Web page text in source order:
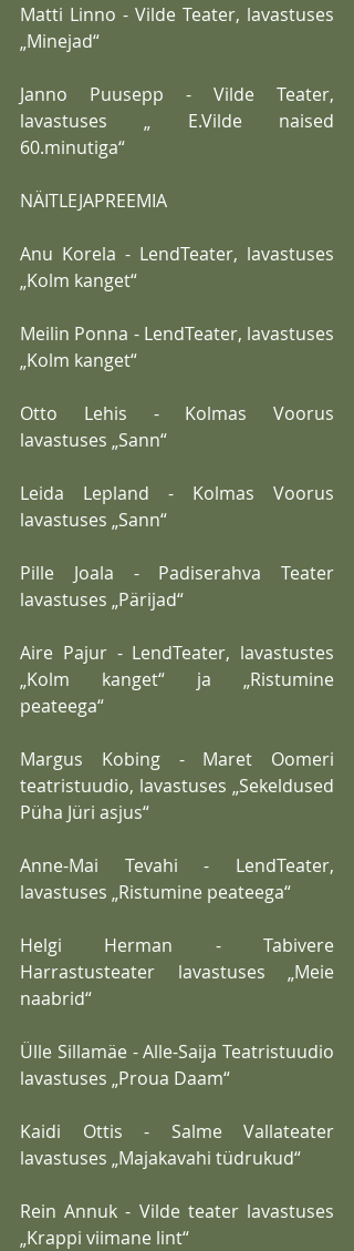
Matti Linno - Vilde Teater, lavastuses
„Minejad“
Janno Puusepp - Vilde Teater,
lavastuses „ E.Vilde naised
60.minutiga“
NÄITLEJAPREEMIA
Anu Korela - LendTeater, lavastuses
„Kolm kanget“
Meilin Ponna - LendTeater, lavastuses
„Kolm kanget“
Otto Lehis - Kolmas Voorus
lavastuses „Sann“
Leida Lepland - Kolmas Voorus
lavastuses „Sann“
Pille Joala - Padiserahva Teater
lavastuses „Pärijad“
Aire Pajur - LendTeater, lavastustes
„Kolm kanget“ ja „Ristumine
peateega“
Margus Kobing - Maret Oomeri
teatristuudio, lavastuses „Sekeldused
Püha Jüri asjus“
Anne-Mai Tevahi - LendTeater,
lavastuses „Ristumine peateega“
Helgi Herman - Tabivere
Harrastusteater lavastuses „Meie
naabrid“
Ülle Sillamäe - Alle-Saija Teatristuudio
lavastuses „Proua Daam“
Kaidi Ottis - Salme Vallateater
lavastuses „Majakavahi tüdrukud“
Rein Annuk - Vilde teater lavastuses
„Krappi viimane lint“